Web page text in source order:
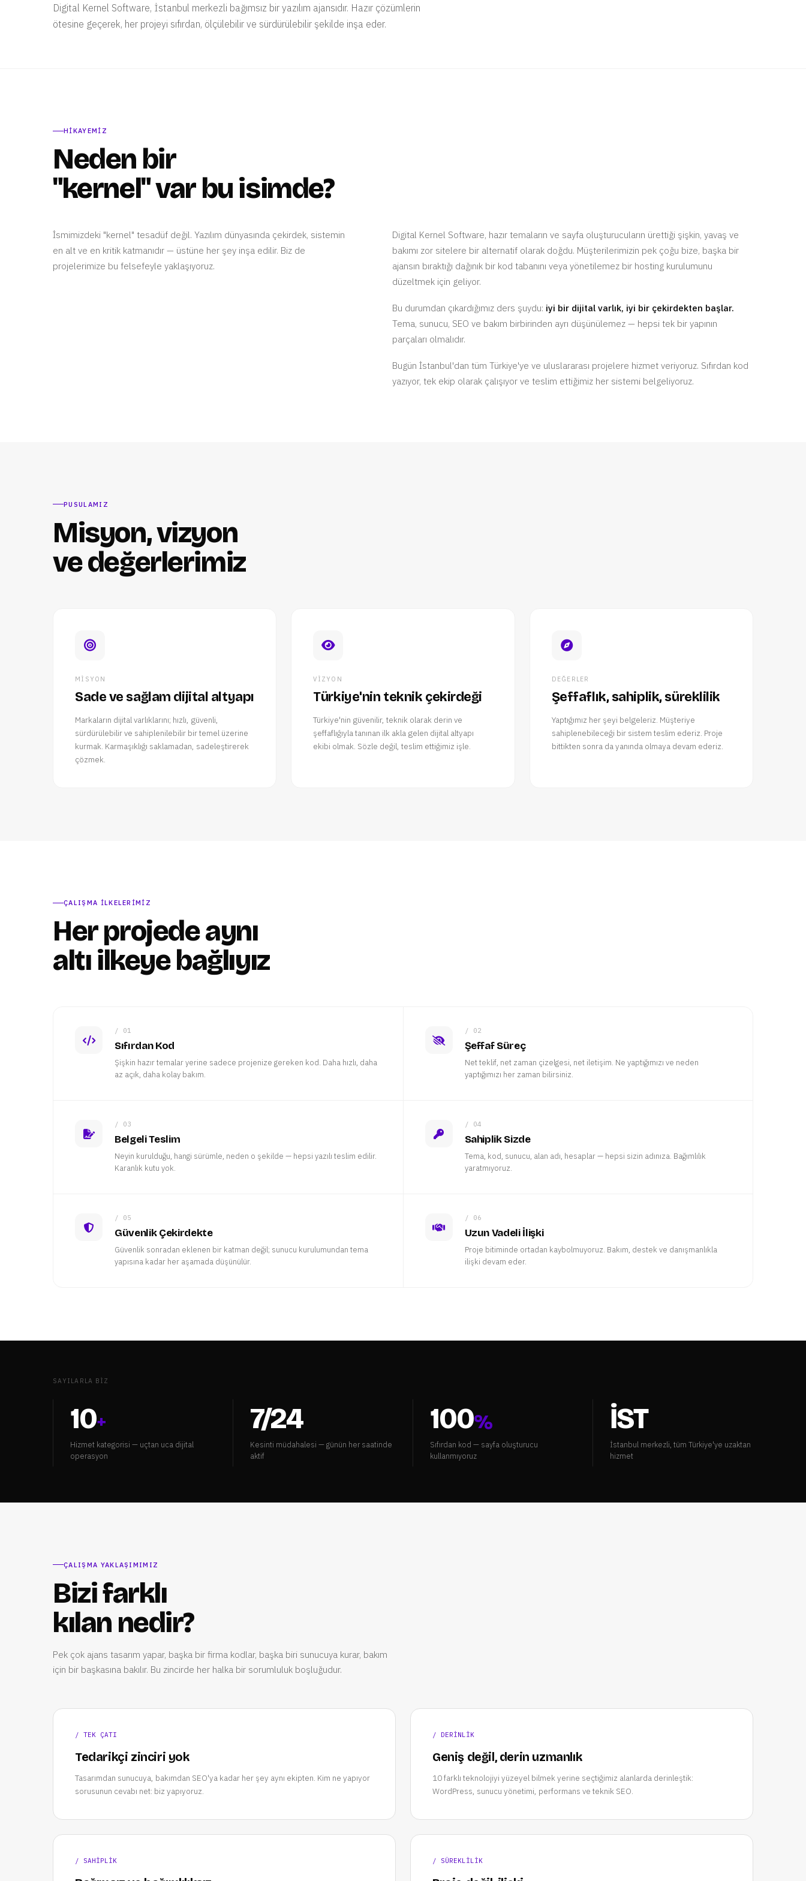
Digital Kernel Software, İstanbul merkezli bağımsız bir yazılım ajansıdır. Hazır çözümlerin
ötesine geçerek, her projeyi sıfırdan, ölçülebilir ve sürdürülebilir şekilde inşa eder.
HIKAYEMIZ
Neden bir
"kernel" var bu isimde?
İsmimizdeki "kernel" tesadüf değil. Yazılım dünyasında çekirdek, sistemin
en alt ve en kritik katmanıdır — üstüne her şey inşa edilir. Biz de
projelerimize bu felsefeyle yaklaşıyoruz.
Digital Kernel Software, hazır temaların ve sayfa oluşturucuların ürettiği şişkin, yavaş ve
bakımı zor sitelere bir alternatif olarak doğdu. Müşterilerimizin pek çoğu bize, başka bir
ajansın bıraktığı dağınık bir kod tabanını veya yönetilemez bir hosting kurulumunu
düzeltmek için geliyor.
Bu durumdan çıkardığımız ders şuydu: iyi bir dijital varlık, iyi bir çekirdekten başlar.
Tema, sunucu, SEO ve bakım birbirinden ayrı düşünülemez — hepsi tek bir yapının
parçaları olmalıdır.
Bugün İstanbul'dan tüm Türkiye'ye ve uluslararası projelere hizmet veriyoruz. Sıfırdan kod
yazıyor, tek ekip olarak çalışıyor ve teslim ettiğimiz her sistemi belgeliyoruz.
PUSULAMIZ
Misyon, vizyon
ve değerlerimiz
MISYON
Sade ve sağlam dijital altyapı
Markaların dijital varlıklarını; hızlı, güvenli,
sürdürülebilir ve sahiplenilebilir bir temel üzerine
kurmak. Karmaşıklığı saklamadan, sadeleştirerek
çözmek.
VIZYON
Türkiye'nin teknik çekirdeği
Türkiye'nin güvenilir, teknik olarak derin ve
şeffaflığıyla tanınan ilk akla gelen dijital altyapı
ekibi olmak. Sözle değil, teslim ettiğimiz işle.
DEĞERLER
Şeffaflık, sahiplik, süreklilik
Yaptığımız her şeyi belgeleriz. Müşteriye
sahiplenebileceği bir sistem teslim ederiz. Proje
bittikten sonra da yanında olmaya devam ederiz.
ÇALIŞMA İLKELERIMIZ
Her projede aynı
altı ilkeye bağlıyız
/ 01
Sıfırdan Kod
Şişkin hazır temalar yerine sadece projenize gereken kod. Daha hızlı, daha
az açık, daha kolay bakım.
/ 02
Şeffaf Süreç
Net teklif, net zaman çizelgesi, net iletişim. Ne yaptığımızı ve neden
yaptığımızı her zaman bilirsiniz.
/ 03
Belgeli Teslim
Neyin kurulduğu, hangi sürümle, neden o şekilde — hepsi yazılı teslim edilir.
Karanlık kutu yok.
/ 04
Sahiplik Sizde
Tema, kod, sunucu, alan adı, hesaplar — hepsi sizin adınıza. Bağımlılık
yaratmıyoruz.
/ 05
Güvenlik Çekirdekte
Güvenlik sonradan eklenen bir katman değil; sunucu kurulumundan tema
yapısına kadar her aşamada düşünülür.
/ 06
Uzun Vadeli İlişki
Proje bitiminde ortadan kaybolmuyoruz. Bakım, destek ve danışmanlıkla
ilişki devam eder.
SAYILARLA BIZ
10+
Hizmet kategorisi — uçtan uca dijital
operasyon
7/24
Kesinti müdahalesi — günün her saatinde
aktif
100%
Sıfırdan kod — sayfa oluşturucu
kullanmıyoruz
İST
İstanbul merkezli, tüm Türkiye'ye uzaktan
hizmet
ÇALIŞMA YAKLAŞIMIMIZ
Bizi farklı
kılan nedir?
Pek çok ajans tasarım yapar, başka bir firma kodlar, başka biri sunucuya kurar, bakım
için bir başkasına bakılır. Bu zincirde her halka bir sorumluluk boşluğudur.
/ TEK ÇATI
Tedarikçi zinciri yok
Tasarımdan sunucuya, bakımdan SEO'ya kadar her şey aynı ekipten. Kim ne yapıyor
sorusunun cevabı net: biz yapıyoruz.
/ DERİNLİK
Geniş değil, derin uzmanlık
10 farklı teknolojiyi yüzeyel bilmek yerine seçtiğimiz alanlarda derinleştik:
WordPress, sunucu yönetimi, performans ve teknik SEO.
/ SAHİPLİK / SÜREKLİLİK